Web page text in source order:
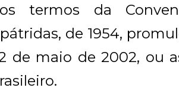
termos da
de 1954,
de maio de 2002, ou